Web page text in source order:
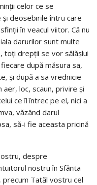
celor ce se
și deosebirile întru care
în veacul viitor. Că nu
darurilor sunt multe
toți drepții se vor sălășlui
după măsura sa,
și după a sa vrednicie
loc, scaun, privire și
ce îl întrec pe el, nici a
văzând darul
să-i fie aceasta pricină
despre
nostru în Sfânta
precum Tatăl vostru cel